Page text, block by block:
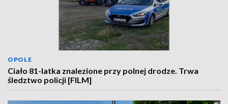
OPOLE
Ciało 81-latka znalezione przy polnej drodze. Trwa
śledztwo policji [FILM]